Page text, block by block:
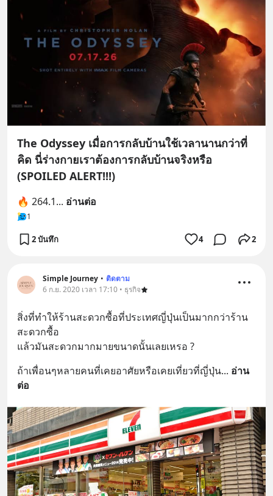
The Odyssey เมื่อการกลับบ้านใช้เวลานานกว่าที่
คิด นี่ร่างกายเราต้องการกลับบ้านจริงหรือ
(SPOILED ALERT!!!)
🔥 264.1... อ่านต่อ
1
2 บันทึก 4 2
Simple Journey • ติดตาม
6 ก.ย. 2020 เวลา 17:10 • ธุรกิจ
สิ่งที่ทำให้ร้านสะดวกซื้อที่ประเทศญี่ปุ่นเป็นมากกว่าร้าน
สะดวกซื้อ
แล้วมันสะดวกมากมายขนาดนั้นเลยเหรอ ?
ถ้าเพื่อนๆหลายคนที่เคยอาศัยหรือเคยเที่ยวที่ญี่ปุ่น... อ่าน
ต่อ